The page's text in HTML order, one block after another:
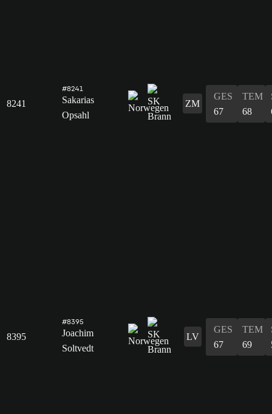
8241
#8241
Sakarias
Opsahl
ZM
GES
67
TEM
68
8395
#8395
Joachim
Soltvedt
LV
GES
67
TEM
69